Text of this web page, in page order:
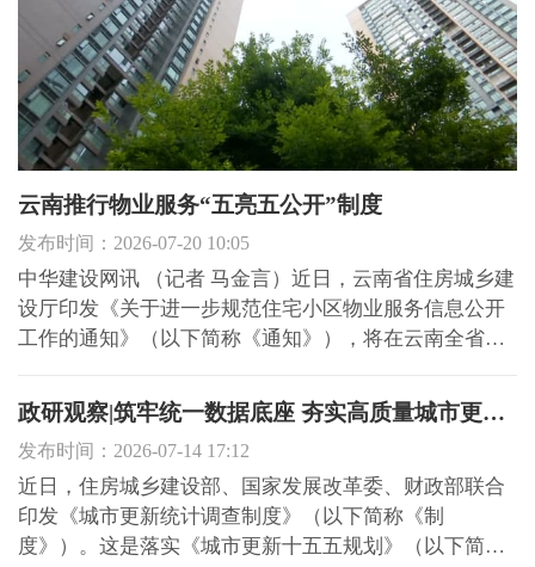
云南推行物业服务“五亮五公开”制度
发布时间：2026-07-20 10:05
中华建设网讯 （记者 马金言）近日，云南省住房城乡建
设厅印发《关于进一步规范住宅小区物业服务信息公开
工作的通知》（以下简称《通知》），将在云南全省范
度，保障业主知情权、参与权和监督权。 图片来源：春
城晚报 针对近期部分小区物业服务不透明、公共收益账
目不清...
政研观察|筑牢统一数据底座 夯实高质量城市更新根基
发布时间：2026-07-14 17:12
近日，住房城乡建设部、国家发展改革委、财政部联合
印发《城市更新统计调查制度》（以下简称《制
度》）。这是落实《城市更新十五五规划》（以下简称